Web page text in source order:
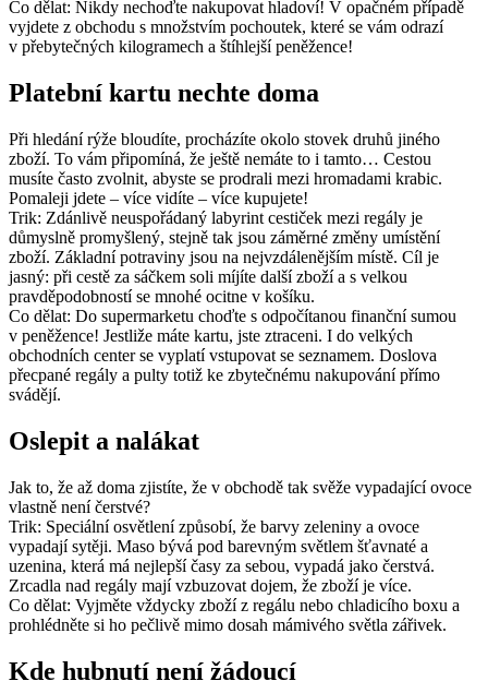
Co dělat: Nikdy nechoďte nakupovat hladoví! V opačném případě
vyjdete z obchodu s množstvím pochoutek, které se vám odrazí
v přebytečných kilogramech a štíhlejší peněžence!
Platební kartu nechte doma
Při hledání rýže bloudíte, procházíte okolo stovek druhů jiného
zboží. To vám připomíná, že ještě nemáte to i tamto… Cestou
musíte často zvolnit, abyste se prodrali mezi hromadami krabic.
Pomaleji jdete – více vidíte – více kupujete!
Trik: Zdánlivě neuspořádaný labyrint cestiček mezi regály je
důmyslně promyšlený, stejně tak jsou záměrné změny umístění
zboží. Základní potraviny jsou na nejvzdálenějším místě. Cíl je
jasný: při cestě za sáčkem soli míjíte další zboží a s velkou
pravděpodobností se mnohé ocitne v košíku.
Co dělat: Do supermarketu choďte s odpočítanou finanční sumou
v peněžence! Jestliže máte kartu, jste ztraceni. I do velkých
obchodních center se vyplatí vstupovat se seznamem. Doslova
přecpané regály a pulty totiž ke zbytečnému nakupování přímo
svádějí.
Oslepit a nalákat
Jak to, že až doma zjistíte, že v obchodě tak svěže vypadající ovoce
vlastně není čerstvé?
Trik: Speciální osvětlení způsobí, že barvy zeleniny a ovoce
vypadají sytěji. Maso bývá pod barevným světlem šťavnaté a
uzenina, která má nejlepší časy za sebou, vypadá jako čerstvá.
Zrcadla nad regály mají vzbuzovat dojem, že zboží je více.
Co dělat: Vyjměte vždycky zboží z regálu nebo chladicího boxu a
prohlédněte si ho pečlivě mimo dosah mámivého světla zářivek.
Kde hubnutí není žádoucí